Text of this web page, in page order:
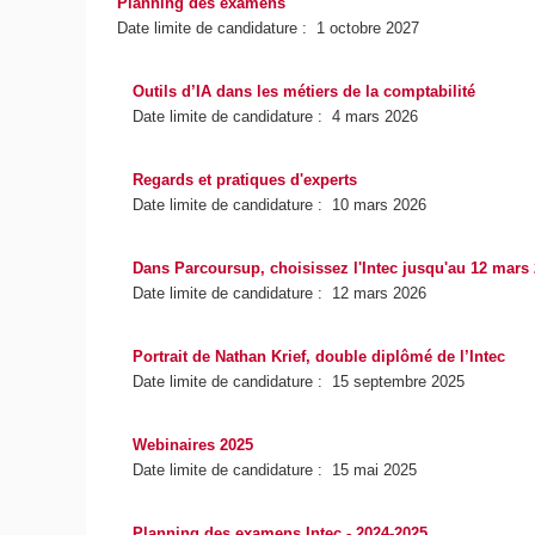
Date limite de candidature : 1 octobre 2027
Outils d’IA dans les métiers de la comptabilité
Date limite de candidature : 4 mars 2026
Regards et pratiques d'experts
Date limite de candidature : 10 mars 2026
Dans Parcoursup, choisissez l'Intec jusqu'au 12 mars
Date limite de candidature : 12 mars 2026
Portrait de Nathan Krief, double diplômé de l’Intec
Date limite de candidature : 15 septembre 2025
Webinaires 2025
Date limite de candidature : 15 mai 2025